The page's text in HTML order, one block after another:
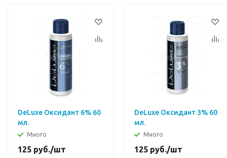
DeLuxe Оксидант 6% 60
мл.
Много
125 руб./шт
DeLuxe Оксидант 3% 60
мл.
Много
125 руб./шт